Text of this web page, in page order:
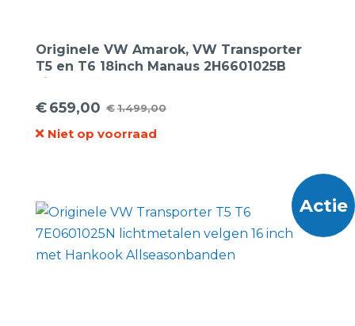
Originele VW Amarok, VW Transporter
T5 en T6 18inch Manaus 2H6601025B
Lichtmetalen Velgen
€1.499,00
Oorspronkelijke
prijs
€659,00
Huidige
prijs
Niet op voorraad
Actie